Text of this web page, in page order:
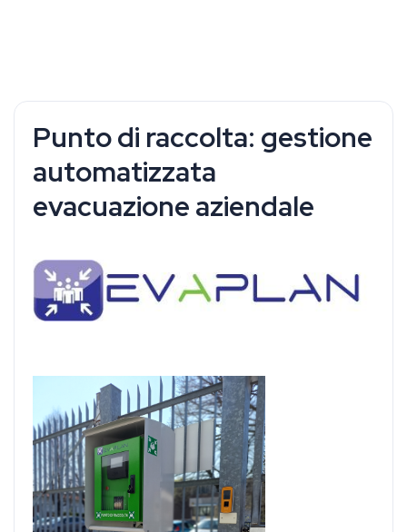
Punto di raccolta: gestione
automatizzata
evacuazione aziendale